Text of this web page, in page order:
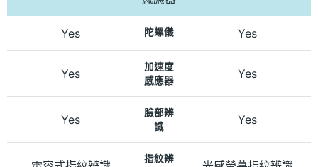
Yes 陀螺儀 Yes
Yes
加速度
感應器
Yes
Yes
臉部辨
識
Yes
指紋辨